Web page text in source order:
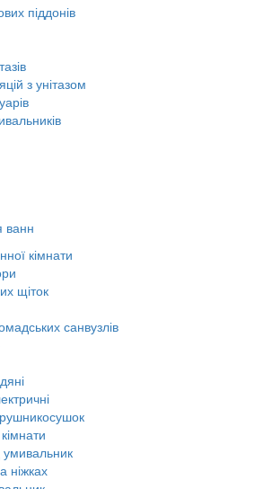
піддонів
з унітазом
ванн
кімнати
щіток
санвузлів
умивальник
ніжках